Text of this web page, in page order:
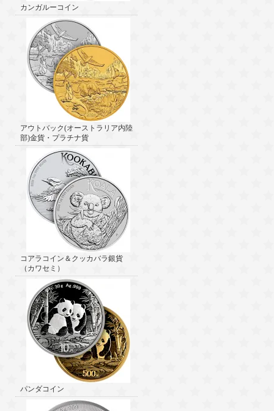
カンガルーコイン
アウトバック(オーストラリア内陸
部)金貨・プラチナ貨
コアラコイン＆クッカバラ銀貨
（カワセミ）
パンダコイン